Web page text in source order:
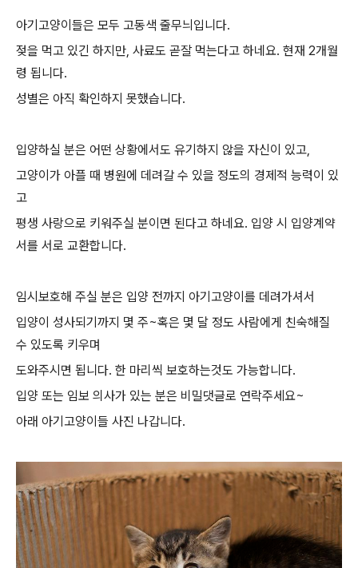
아기고양이들은 모두 고동색 줄무늬입니다.
젖을 먹고 있긴 하지만, 사료도 곧잘 먹는다고 하네요. 현재 2개월
령 됩니다.
성별은 아직 확인하지 못했습니다.
입양하실 분은 어떤 상황에서도 유기하지 않을 자신이 있고,
고양이가 아플 때 병원에 데려갈 수 있을 정도의 경제적 능력이 있
고
평생 사랑으로 키워주실 분이면 된다고 하네요. 입양 시 입양계약
서를 서로 교환합니다.
임시보호해 주실 분은 입양 전까지 아기고양이를 데려가셔서
입양이 성사되기까지 몇 주~혹은 몇 달 정도 사람에게 친숙해질
수 있도록 키우며
도와주시면 됩니다. 한 마리씩 보호하는것도 가능합니다.
입양 또는 임보 의사가 있는 분은 비밀댓글로 연락주세요~
아래 아기고양이들 사진 나갑니다.